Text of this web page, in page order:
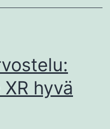
hyvä